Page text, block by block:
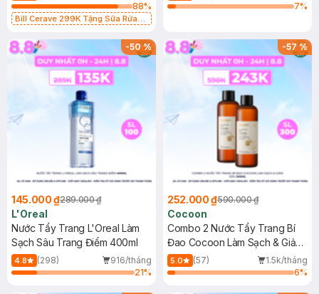
88%
Bill Cerave 299K Tặng Sữa Rửa
7%
-50%
145.000 ₫289.000 ₫
L'Oreal
Nước Tẩy Trang L'Oreal Làm
Sạch Sâu Trang Điểm 400ml
4.8 (298)
916/tháng
21%
-57%
252.000 ₫590.000 ₫
Cocoon
Combo 2 Nước Tẩy Trang Bí
Đao Cocoon Làm Sạch & Giảm
Dầu 500ml
5.0 (57)
1.5k/tháng
6%